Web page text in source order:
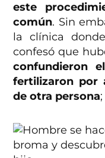
este
común. Sin
la clínica
confesó que
confundieron
fertilizaron por
de otra persona